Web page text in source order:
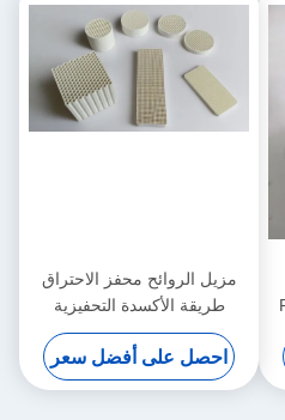
مزيل الروائح محفز الاحتراق
طريقة الأكسدة التحفيزية
احصل على أفضل سعر